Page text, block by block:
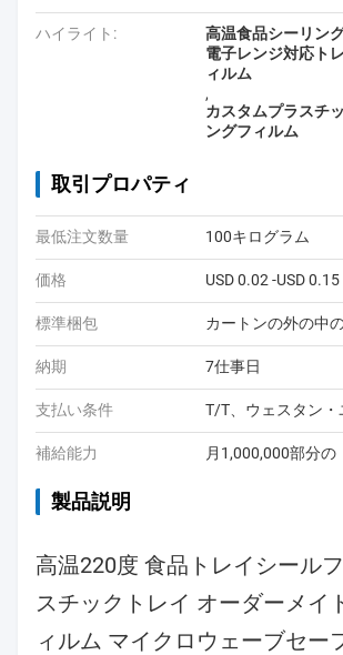
ハイライト: 高温食品シーリン
電子レンジ対応ト
ィルム
,
カスタムプラスチ
ングフィルム
取引プロパティ
最低注文数量 100キログラム
価格 USD 0.02 -USD 0.15
標準梱包 カートンの外の中の
納期 7仕事日
支払い条件 T/T、ウェスタン
補給能力 月1,000,000部分の
製品説明
高温220度 食品トレイシール
スチックトレイ オーダーメイ
ィルム マイクロウェーブセー